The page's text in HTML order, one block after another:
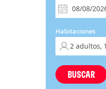
Habitaciones
BUSCAR